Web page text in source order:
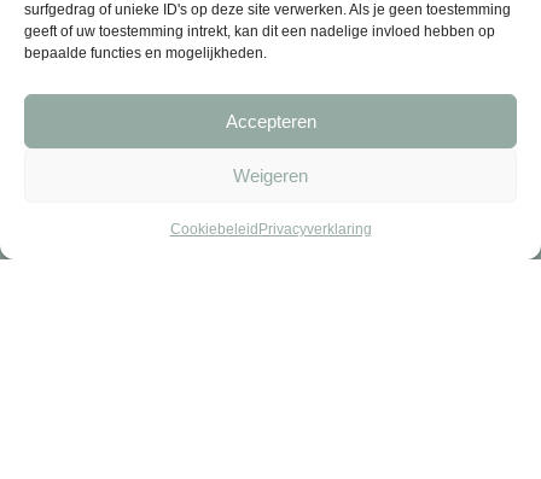
surfgedrag of unieke ID's op deze site verwerken. Als je geen toestemming
geeft of uw toestemming intrekt, kan dit een nadelige invloed hebben op
bepaalde functies en mogelijkheden.
Accepteren
Weigeren
Cookiebeleid Privacyverklaring